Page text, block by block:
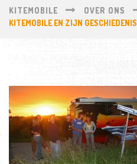
KITEMOBILE
OVER ONS
KITEMOBILE EN ZIJN GESCHIEDENIS